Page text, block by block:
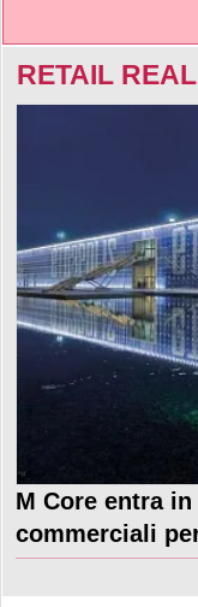
RETAIL
M Core entra
commerciali